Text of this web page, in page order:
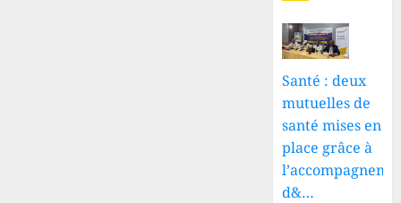
Santé : deux
mutuelles de
santé mises en
place grâce à
d&…